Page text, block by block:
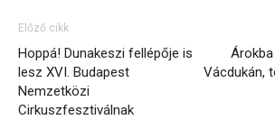
Előző cikk
Hoppá! Dunakeszi fellépője is
lesz XVI. Budapest
Nemzetközi
Cirkuszfesztiválnak
Vácdukán,